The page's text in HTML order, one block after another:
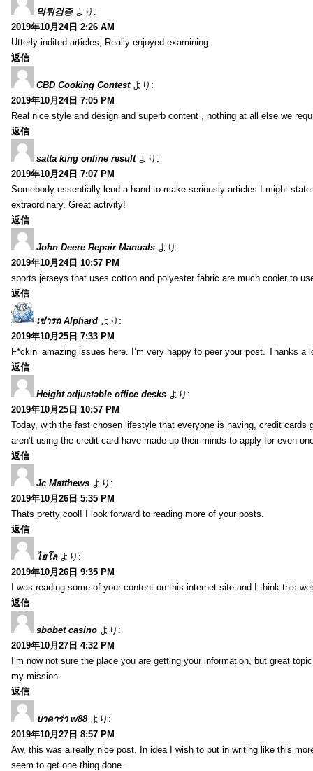
먹튀검증 より:
2019年10月24日 2:26 AM
Utterly indited articles, Really enjoyed examining.
返信
CBD Cooking Contest より:
2019年10月24日 7:05 PM
Real nice style and design and superb content , nothing at all else we
返信
satta king online result より:
2019年10月24日 7:07 PM
Somebody essentially lend a hand to make seriously articles I might
extraordinary. Great activity!
返信
John Deere Repair Manuals より:
2019年10月24日 10:57 PM
sports jerseys that uses cotton and polyester fabric are much cooler to
返信
เช่ารถ Alphard より:
2019年10月25日 7:33 PM
F*ckin’ amazing issues here. I’m very happy to peer your post. Thanks
返信
Height adjustable office desks より:
2019年10月25日 10:57 PM
Today, with the fast chosen lifestyle that everyone is having, credit
aren’t using the credit card have made up their minds to apply for even
返信
Jc Matthews より:
2019年10月26日 5:35 PM
Thats pretty cool! I look forward to reading more of your posts.
返信
ไฮโล より:
2019年10月26日 9:35 PM
I was reading some of your content on this internet site and I think this
返信
sbobet casino より:
2019年10月27日 4:32 PM
I’m now not sure the place you are getting your information, but great
my mission.
返信
บาคาร่า w88 より:
2019年10月27日 8:57 PM
Aw, this was a really nice post. In idea I wish to put in writing like this
seem to get one thing done.